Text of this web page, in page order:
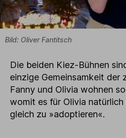
Bild: Oliver Fantitsch
Die beiden Kiez-Bühnen
einzige Gemeinsamkeit der
Fanny und Olivia wohnen
womit es für Olivia natürlich
gleich zu »adoptieren«.